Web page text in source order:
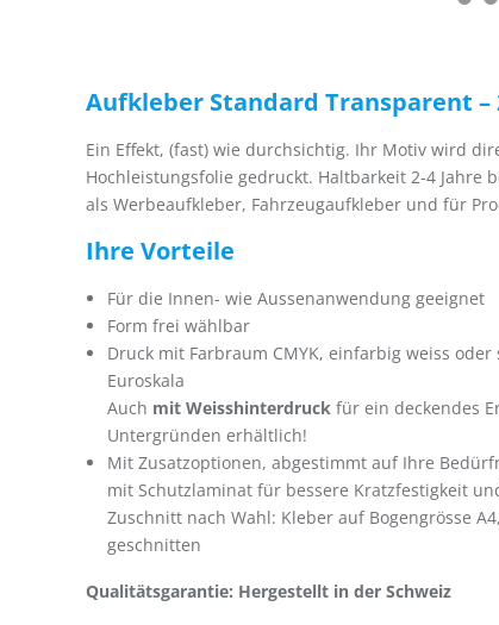
Aufkleber Standard Transparent –
Ein Effekt, (fast) wie durchsichtig. Ihr Motiv wird
Hochleistungsfolie gedruckt. Haltbarkeit 2-4 Jahre
als Werbeaufkleber, Fahrzeugaufkleber und für
Ihre Vorteile
Für die Innen- wie Aussenanwendung geeignet
Form frei wählbar
Druck mit Farbraum CMYK, einfarbig weiss oder
Euroskala
Auch mit Weisshinterdruck für ein deckendes
Untergründen erhältlich!
Mit Zusatzoptionen, abgestimmt auf Ihre
mit Schutzlaminat für bessere Kratzfestigkeit
Zuschnitt nach Wahl: Kleber auf Bogengrösse
geschnitten
Qualitätsgarantie: Hergestellt in der Schweiz